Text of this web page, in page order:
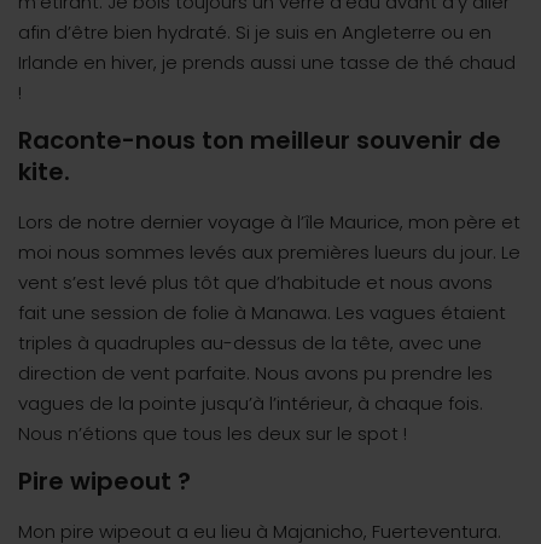
afin d’être bien hydraté. Si je suis en Angleterre ou en
Irlande en hiver, je prends aussi une tasse de thé chaud
!
Raconte-nous ton meilleur souvenir de
kite.
Lors de notre dernier voyage à l’île Maurice, mon père et
moi nous sommes levés aux premières lueurs du jour. Le
vent s’est levé plus tôt que d’habitude et nous avons
fait une session de folie à Manawa. Les vagues étaient
triples à quadruples au-dessus de la tête, avec une
direction de vent parfaite. Nous avons pu prendre les
vagues de la pointe jusqu’à l’intérieur, à chaque fois.
Nous n’étions que tous les deux sur le spot !
Pire wipeout ?
Mon pire wipeout a eu lieu à Majanicho, Fuerteventura.